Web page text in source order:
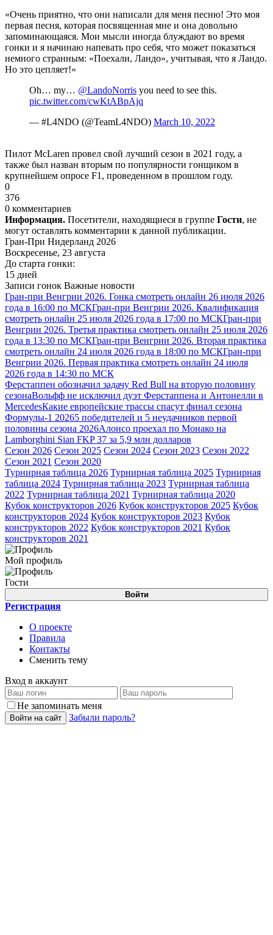
«Очень приятно, что они написали для меня песню! Это моя
первая песня, которая посвященная мне и она довольно
запоминающаяся. Мои мысли иногда блуждают во время
гонки и я начинаю напевать про себя, что может показаться
немного странным: «Поехали, Ландо», учитывая, что я Ландо.
Но это цепляет!»
Oh… my… @LandoNorris you need to see this.
pic.twitter.com/cwKtABpAjq
— #L4NDO (@TeamL4NDO) March 10, 2022
Пилот McLaren провел свой лучший сезон в 2021 году, а
также был назван вторым по популярности гонщиком в
крупнейшем опросе F1, проведенном в прошлом году.
0
376
0 комментариев
Информация. Посетители, находящиеся в группе Гости, не
могут оставлять комментарии к данной публикации.
Гран-При Нидерланд 2026
Воскресенье, 23 августа
До старта гонки:
15 дней
Записи гонок Важные новости
Гран-при Венгрии 2026. Гонка смотреть онлайн 26 июля 2026
года в 16:00 по МСКГран-при Венгрии 2026. Квалификация
смотреть онлайн 25 июля 2026 года в 17:00 по МСКГран-при
Венгрии 2026. Третья практика смотреть онлайн 25 июля 2026
года в 13:30 по МСКГран-при Венгрии 2026. Вторая практика
смотреть онлайн 24 июля 2026 года в 18:00 по МСКГран-при
Венгрии 2026. Первая практика смотреть онлайн 24 июля
2026 года в 14:30 по МСК
Ферстаппен обозначил задачу Red Bull на вторую половину
сезонаВольфф не исключил дуэт Ферстаппена и Антонелли в
MercedesКакие европейские трассы спасут финал сезона
Формулы-1 20265 победителей и 5 неудачников первой
половины сезона 2026Алонсо проехал по Монако на
Lamborghini Sian FKP 37 за 5,9 млн долларов
Сезон 2026 Сезон 2025 Сезон 2024 Сезон 2023 Сезон 2022
Сезон 2021 Сезон 2020
Турнирная таблица 2026 Турнирная таблица 2025 Турнирная
таблица 2024 Турнирная таблица 2023 Турнирная таблица
2022 Турнирная таблица 2021 Турнирная таблица 2020
Кубок конструкторов 2026 Кубок конструкторов 2025 Кубок
конструкторов 2024 Кубок конструкторов 2023 Кубок
конструкторов 2022 Кубок конструкторов 2021 Кубок
конструкторов 2021
Мой профиль
Гости
Войти
Регистрация
О проекте
Правила
Контакты
Сменить тему
Вход в аккаунт
Не запоминать меня
Войти на сайт Забыли пароль?